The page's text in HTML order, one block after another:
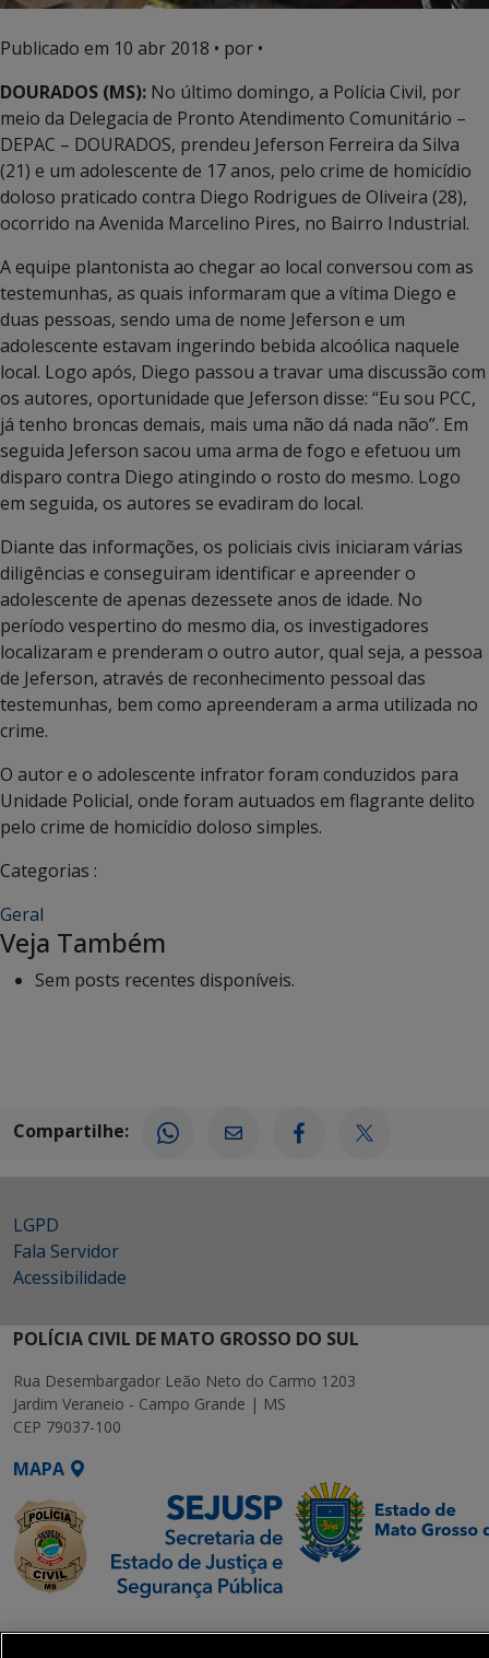
Publicado em 10 abr 2018 • por •
DOURADOS (MS): No último domingo, a Polícia Civil, por
meio da Delegacia de Pronto Atendimento Comunitário –
DEPAC – DOURADOS, prendeu Jeferson Ferreira da Silva
(21) e um adolescente de 17 anos, pelo crime de homicídio
doloso praticado contra Diego Rodrigues de Oliveira (28),
ocorrido na Avenida Marcelino Pires, no Bairro Industrial.
A equipe plantonista ao chegar ao local conversou com as
testemunhas, as quais informaram que a vítima Diego e
duas pessoas, sendo uma de nome Jeferson e um
adolescente estavam ingerindo bebida alcoólica naquele
local. Logo após, Diego passou a travar uma discussão com
os autores, oportunidade que Jeferson disse: “Eu sou PCC,
já tenho broncas demais, mais uma não dá nada não”. Em
seguida Jeferson sacou uma arma de fogo e efetuou um
disparo contra Diego atingindo o rosto do mesmo. Logo
em seguida, os autores se evadiram do local.
Diante das informações, os policiais civis iniciaram várias
diligências e conseguiram identificar e apreender o
adolescente de apenas dezessete anos de idade. No
período vespertino do mesmo dia, os investigadores
localizaram e prenderam o outro autor, qual seja, a pessoa
de Jeferson, através de reconhecimento pessoal das
testemunhas, bem como apreenderam a arma utilizada no
crime.
O autor e o adolescente infrator foram conduzidos para
Unidade Policial, onde foram autuados em flagrante delito
pelo crime de homicídio doloso simples.
Categorias :
Geral
Veja Também
Sem posts recentes disponíveis.
Compartilhe:
LGPD
Fala Servidor
Acessibilidade
POLÍCIA CIVIL DE MATO GROSSO DO SUL
Rua Desembargador Leão Neto do Carmo 1203
Jardim Veraneio - Campo Grande | MS
CEP 79037-100
MAPA